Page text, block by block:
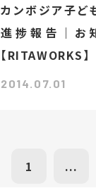
カンボジア子ど
進捗報告｜お
【RITAWORKS】
2014.07.01
1 ...